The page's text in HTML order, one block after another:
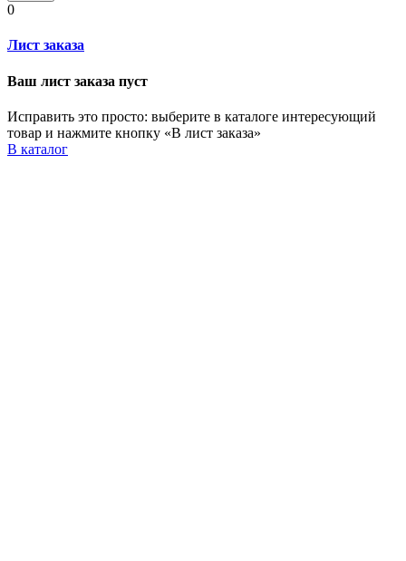
0
Лист заказа
Ваш лист заказа пуст
Исправить это просто: выберите в каталоге интересующий
товар и нажмите кнопку «В лист заказа»
В каталог